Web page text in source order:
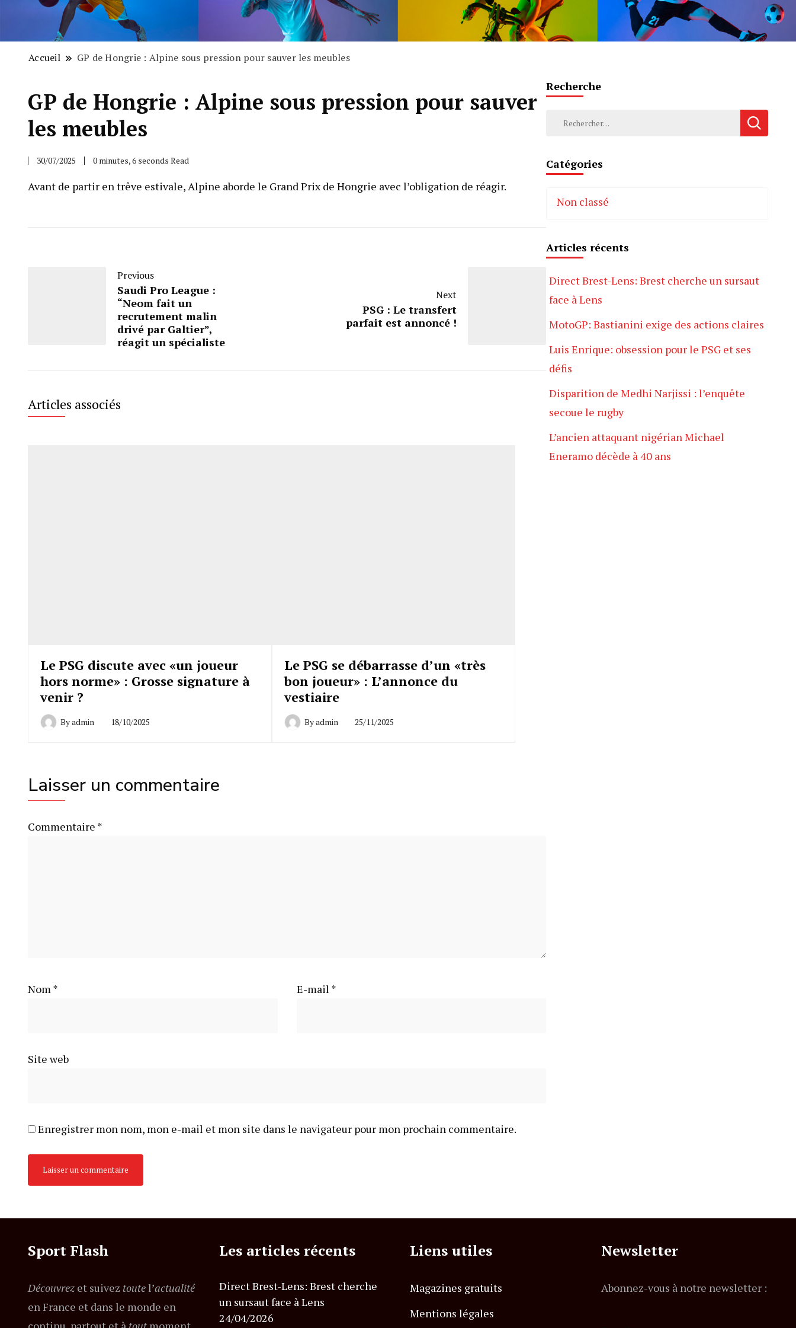
Accueil GP de Hongrie : Alpine sous pression pour sauver les meubles
GP de Hongrie : Alpine sous pression pour sauver
les meubles
30/07/2025 0 minutes, 6 seconds Read
Avant de partir en trêve estivale, Alpine aborde le Grand Prix de Hongrie avec l’obligation de réagir.
Previous
Saudi Pro League :
“Neom fait un
recrutement malin
drivé par Galtier”,
réagit un spécialiste
Next
PSG : Le transfert
parfait est annoncé !
Articles associés
Le PSG discute avec «un joueur
hors norme» : Grosse signature à
venir ?
Byadmin 18/10/2025
Le PSG se débarrasse d’un «très
bon joueur» : L’annonce du
vestiaire
Byadmin 25/11/2025
Laisser un commentaire
Commentaire *
Nom* E-mail *
Site web
Enregistrer mon nom, mon e-mail et mon site dans le navigateur pour mon prochain commentaire.
Recherche
Rechercher :
Catégories
Non classé
Articles récents
Direct Brest-Lens: Brest cherche un sursaut
face à Lens
MotoGP: Bastianini exige des actions claires
Luis Enrique: obsession pour le PSG et ses
défis
Disparition de Medhi Narjissi : l’enquête
secoue le rugby
L’ancien attaquant nigérian Michael
Eneramo décède à 40 ans
Sport Flash
Découvrez et suivez toutel’actualité
en France et dans le monde en
Les articles récents
Direct Brest-Lens: Brest cherche
un sursaut face à Lens
24/04/2026
Liens utiles
Magazines gratuits
Mentions légales
Newsletter
Abonnez-vous à notre newsletter :